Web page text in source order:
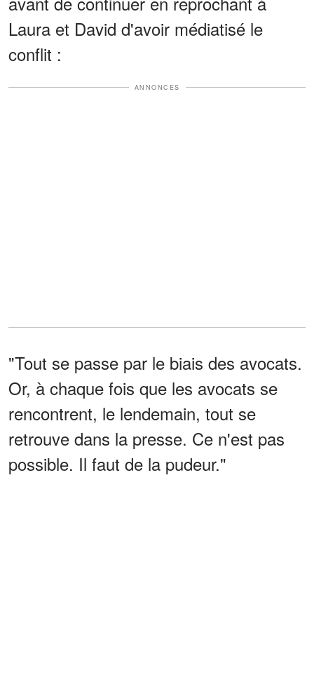
Laura et David d'avoir médiatisé le
conflit :
ANNONCES
"Tout se passe par le biais des avocats.
Or, à chaque fois que les avocats se
rencontrent, le lendemain, tout se
retrouve dans la presse. Ce n'est pas
possible. Il faut de la pudeur."